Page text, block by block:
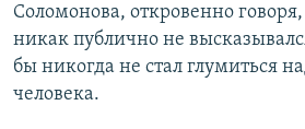
Соломонова, откровенно
никак публично не
бы никогда не стал глумиться
человека.